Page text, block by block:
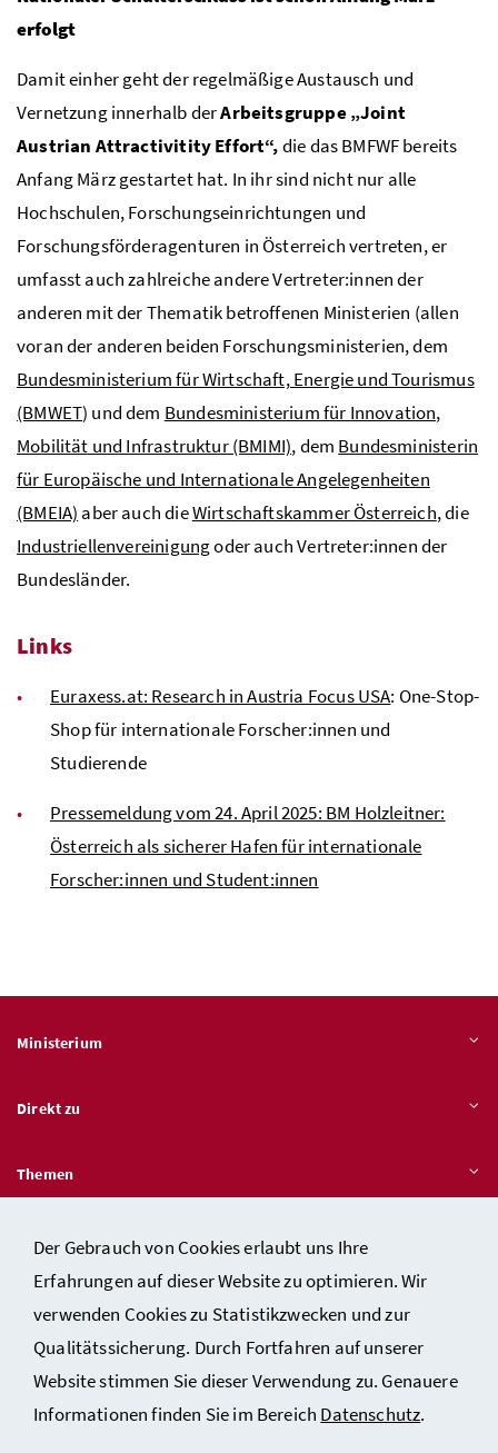
Der Gebrauch von Cookies erlaubt uns Ihre
Erfahrungen auf dieser Website zu optimieren. Wir
verwenden Cookies zu Statistikzwecken und zur
Qualitätssicherung. Durch Fortfahren auf unserer
Website stimmen Sie dieser Verwendung zu. Genauere
Informationen finden Sie im Bereich Datenschutz.
erfolgt
Damit einher geht der regelmäßige Austausch und
Vernetzung innerhalb derArbeitsgruppe „Joint
Austrian Attractivitity Effort“,die dasBMFWFbereits
Anfang März gestartet hat. In ihr sind nicht nur alle
Hochschulen, Forschungseinrichtungen und
Forschungsförderagenturen in Österreich vertreten, er
umfasst auch zahlreiche andere Vertreter:innen der
anderen mit der Thematik betroffenen Ministerien (allen
voran der anderen beiden Forschungsministerien, dem
Bundesministerium für Wirtschaft, Energie und Tourismus
(BMWET) und dem Bundesministerium für Innovation,
Mobilität und Infrastruktur (BMIMI), dem Bundesministerin
für Europäische und Internationale Angelegenheiten
(BMEIA) aber auch dieWirtschaftskammer Österreich, die
Industriellenvereinigungoder auch Vertreter:innen der
Bundesländer.
Links
Euraxess.at: Research in Austria Focus USA: One-Stop-
Shopfür internationale Forscher:innen und
Studierende
Pressemeldung vom 24. April 2025: BM Holzleitner:
Österreich als sicherer Hafen für internationale
Forscher:innen und Student:innen
Ministerium
Direkt zu
Themen
Kontakt
Impressum